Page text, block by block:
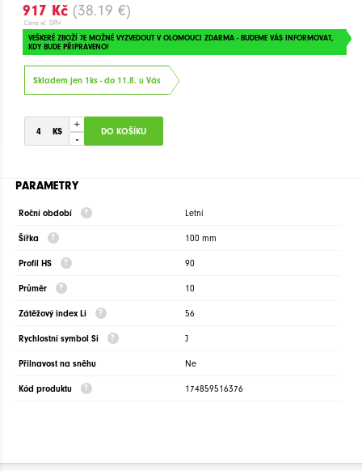
917 Kč (38.19 €)
Cena vč. DPH
VEŠKERÉ ZBOŽÍ JE MOŽNÉ VYZVEDOUT V OLOMOUCI ZDARMA - BUDEME VÁS INFORMOVAT,
KDY BUDE PŘIPRAVENO!
Skladem jen 1ks - do 11.8. u Vás
+
-
PARAMETRY
Roční období Letní
Šířka 100 mm
Profil HS 90
Průměr 10
Zátěžový index Li 56
Rychlostní symbol Si J
Přilnavost na sněhu Ne
Kód produktu 174859516376